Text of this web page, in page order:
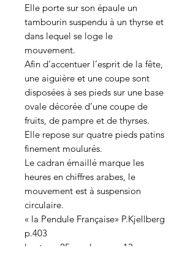
Elle porte sur son épaule un
tambourin suspendu à un thyrse et
dans lequel se loge le
mouvement.
Afin d’accentuer l’esprit de la fête,
une aiguière et une coupe sont
disposées à ses pieds sur une base
ovale décorée d’une coupe de
fruits, de pampre et de thyrses.
Elle repose sur quatre pieds patins
finement moulurés.
Le cadran émaillé marque les
heures en chiffres arabes, le
mouvement est à suspension
circulaire.
« la Pendule Française» P.Kjellberg
p.403
hauteur: 25cm largeur: 13cm